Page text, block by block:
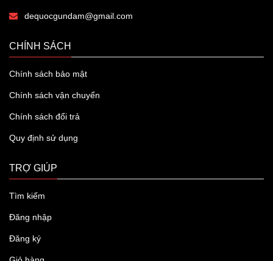
dequocgundam@gmail.com
CHÍNH SÁCH
Chính sách bảo mật
Chính sách vận chuyển
Chính sách đổi trả
Quy định sử dụng
TRỢ GIÚP
Tìm kiếm
Đăng nhập
Đăng ký